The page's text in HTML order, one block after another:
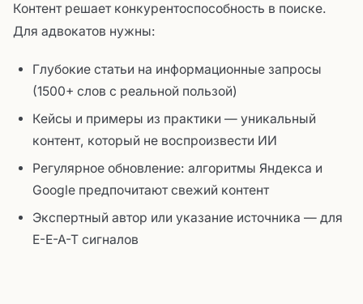
Контент решает конкурентоспособность в поиске.
Для адвокатов нужны:
Глубокие статьи на информационные запросы
(1500+ слов с реальной пользой)
Кейсы и примеры из практики — уникальный
контент, который не воспроизвести ИИ
Регулярное обновление: алгоритмы Яндекса и
Google предпочитают свежий контент
Экспертный автор или указание источника — для
E-E-A-T сигналов